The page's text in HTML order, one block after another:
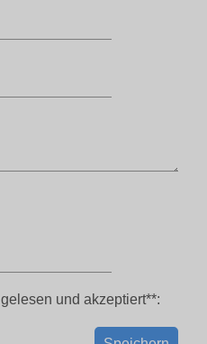
gelesen und akzeptiert**: